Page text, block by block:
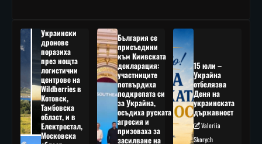
Украински
дронове
поразиха
през нощта
логистични
центрове на
Wildberries в
Котовск,
Тамбовска
област, и в
Електростал,
Московска
България се
присъедини
към Киивската
декларация:
участниците
потвърдиха
подкрепата си
за Украйна,
осъдиха руската
агресия и
призоваха за
засилване на
15 юли –
Украйна
отбелязва
Деня на
украинската
държавност
Valeriia
Skorych